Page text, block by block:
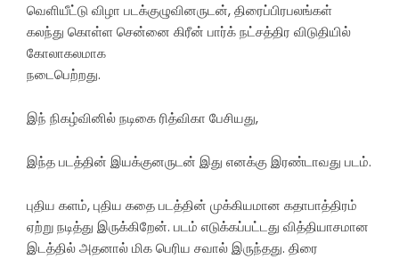
வெளியீட்டு விழா படக்குழுவினருடன், திரைப்பிரபலங்கள்
கலந்து கொள்ள சென்னை கிரீன் பார்க் நட்சத்திர விடுதியில்
கோலாகலமாக
நடைபெற்றது.
இந் நிகழ்வினில் நடிகை ரித்விகா பேசியது,
இந்த படத்தின் இயக்குனருடன் இது எனக்கு இரண்டாவது படம்.
புதிய களம், புதிய கதை படத்தின் முக்கியமான கதாபாத்திரம்
ஏற்று நடித்து இருக்கிறேன். படம் எடுக்கப்பட்டது வித்தியாசமான
இடத்தில் அதனால் மிக பெரிய சவால் இருந்தது. திரை